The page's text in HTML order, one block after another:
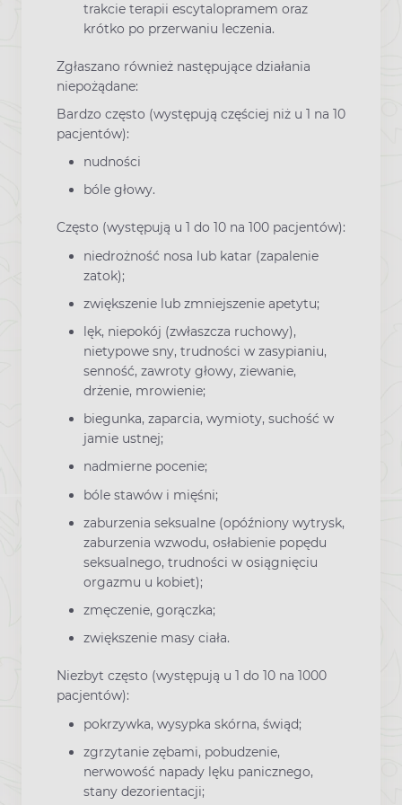
trakcie terapii escytalopramem oraz
krótko po przerwaniu leczenia.
Zgłaszano również następujące działania
niepożądane:
Bardzo często (występują częściej niż u 1 na 10
pacjentów):
nudności
bóle głowy.
Często (występują u 1 do 10 na 100 pacjentów):
niedrożność nosa lub katar (zapalenie
zatok);
zwiększenie lub zmniejszenie apetytu;
lęk, niepokój (zwłaszcza ruchowy),
nietypowe sny, trudności w zasypianiu,
senność, zawroty głowy, ziewanie,
drżenie, mrowienie;
biegunka, zaparcia, wymioty, suchość w
jamie ustnej;
nadmierne pocenie;
bóle stawów i mięśni;
zaburzenia seksualne (opóźniony wytrysk,
zaburzenia wzwodu, osłabienie popędu
seksualnego, trudności w osiągnięciu
orgazmu u kobiet);
zmęczenie, gorączka;
zwiększenie masy ciała.
Niezbyt często (występują u 1 do 10 na 1000
pacjentów):
pokrzywka, wysypka skórna, świąd;
zgrzytanie zębami, pobudzenie,
nerwowość napady lęku panicznego,
stany dezorientacji;